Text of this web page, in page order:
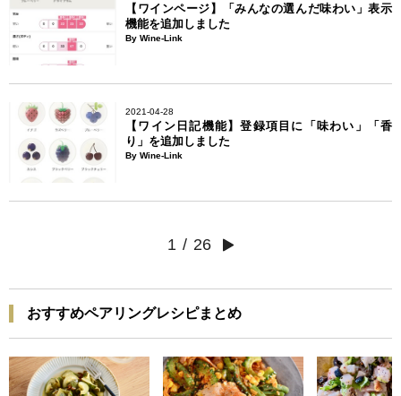
【ワインページ】「みんなの選んだ味わい」表示
機能を追加しました
By Wine-Link
2021-04-28
【ワイン日記機能】登録項目に「味わい」「香
り」を追加しました
By Wine-Link
1 / 26
おすすめペアリングレシピまとめ